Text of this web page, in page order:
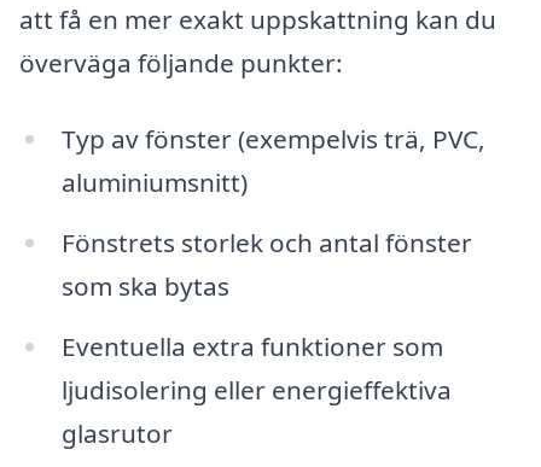
att få en mer exakt uppskattning kan du
överväga följande punkter:
Typ av fönster (exempelvis trä, PVC,
aluminiumsnitt)
Fönstrets storlek och antal fönster
som ska bytas
Eventuella extra funktioner som
ljudisolering eller energieffektiva
glasrutor